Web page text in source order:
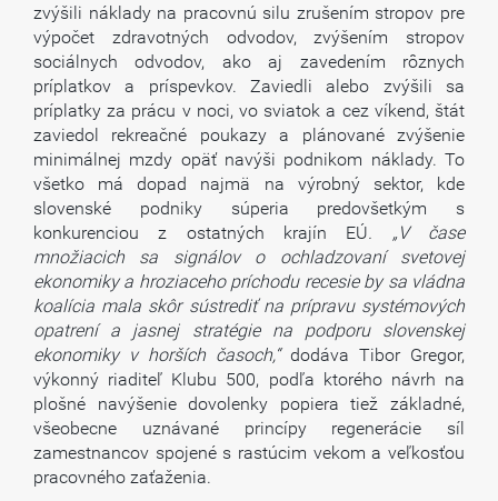
zvýšili náklady na pracovnú silu zrušením stropov pre
výpočet zdravotných odvodov, zvýšením stropov
sociálnych odvodov, ako aj zavedením rôznych
príplatkov a príspevkov. Zaviedli alebo zvýšili sa
príplatky za prácu v noci, vo sviatok a cez víkend, štát
zaviedol rekreačné poukazy a plánované zvýšenie
minimálnej mzdy opäť navýši podnikom náklady. To
všetko má dopad najmä na výrobný sektor, kde
slovenské podniky súperia predovšetkým s
konkurenciou z ostatných krajín EÚ. „V čase
množiacich sa signálov o ochladzovaní svetovej
ekonomiky a hroziaceho príchodu recesie by sa vládna
koalícia mala skôr sústrediť na prípravu systémových
opatrení a jasnej stratégie na podporu slovenskej
ekonomiky v horších časoch,“dodáva Tibor Gregor,
výkonný riaditeľ Klubu 500, podľa ktorého návrh na
plošné navýšenie dovolenky popiera tiež základné,
všeobecne uznávané princípy regenerácie síl
zamestnancov spojené s rastúcim vekom a veľkosťou
pracovného zaťaženia.